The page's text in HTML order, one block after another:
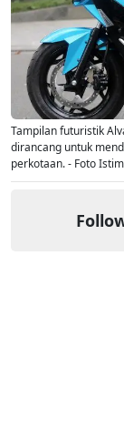
Tampilan futuristik
dirancang untuk
perkotaan. - Foto